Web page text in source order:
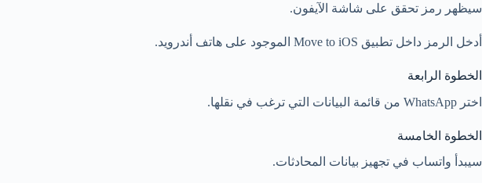
سيظهر رمز تحقق على شاشة الآيفون.
أدخل الرمز داخل تطبيق Move to iOS الموجود على هاتف أندرويد.
الخطوة الرابعة
اختر WhatsApp من قائمة البيانات التي ترغب في نقلها.
الخطوة الخامسة
سيبدأ واتساب في تجهيز بيانات المحادثات.